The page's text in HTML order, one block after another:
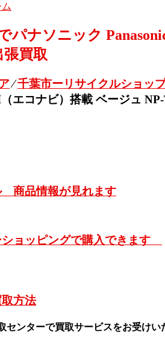
パナソニック
買取
⁄千葉市ーリサイクルショッ
エコナビ）搭載 ベージュ
商品情報が見れます
ショッピングで購入できます
方法
センターで買取サービスをお受けい